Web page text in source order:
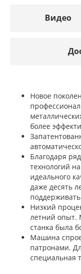
Видео
Новое
более
Благодаря
технологий
идеального
даже десять
Низкий
летний опыт.
станка была
Машина
патронами.
специальная